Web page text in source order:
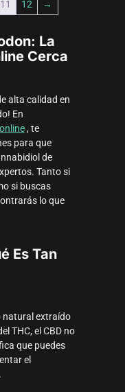
11 12 →
La
Cerca
alta calidad en
En
, te
para que
de
Tanto si
si buscas
lo que
Es Tan
extraído
THC, el CBD no
que puedes
el